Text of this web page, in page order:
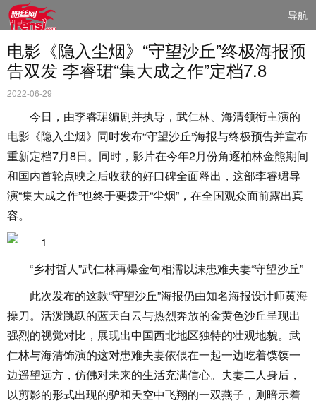
导航
电影《隐入尘烟》“守望沙丘”终极海报预
告双发 李睿珺“集大成之作”定档7.8
2022-06-29
今日，由李睿珺编剧并执导，武仁林、海清领衔主演的
电影《隐入尘烟》同时发布“守望沙丘”海报与终极预告并宣布
重新定档7月8日。同时，影片在今年2月份角逐柏林金熊期间
和国内首轮点映之后收获的好口碑全面释出，这部李睿珺导
演“集大成之作”也终于要拨开“尘烟”，在全国观众面前露出真
容。
“乡村哲人”武仁林再爆金句相濡以沫患难夫妻“守望沙丘”
此次发布的这款“守望沙丘”海报仍由知名海报设计师黄海
操刀。活泼跳跃的蓝天白云与热烈奔放的金黄色沙丘呈现出
强烈的视觉对比，展现出中国西北地区独特的壮观地貌。武
仁林与海清饰演的这对患难夫妻依偎在一起一边吃着馍馍一
边遥望远方，仿佛对未来的生活充满信心。夫妻二人身后，
以剪影的形式出现的驴和天空中飞翔的一双燕子，则暗示着